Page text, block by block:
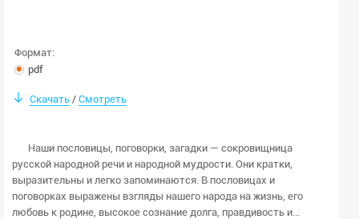
Формат:
pdf
Скачать /Смотреть
Наши пословицы, поговорки, загадки — сокровищница
русской народной речи и народной мудрости. Они кратки,
выразительны и легко запоминаются. В пословицах и
поговорках выражены взгляды нашего народа на жизнь, его
любовь к родине, высокое сознание долга, правдивость и...